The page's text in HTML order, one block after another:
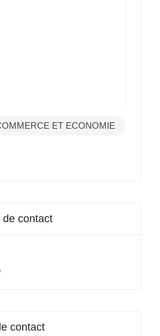
ET ECONOMIE
de contact
contact